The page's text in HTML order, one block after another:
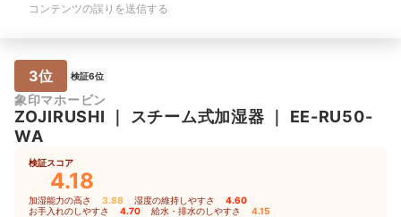
コンテンツの誤りを送信する
3位 検証6位
象印マホービン
ZOJIRUSHI ｜ スチーム式加湿器 ｜ EE-RU50-
WA
検証スコア
4.18
加湿能力の高さ 3.88 湿度の維持しやすさ 4.60
お手入れのしやすさ 4.70 給水・排水のしやすさ 4.15